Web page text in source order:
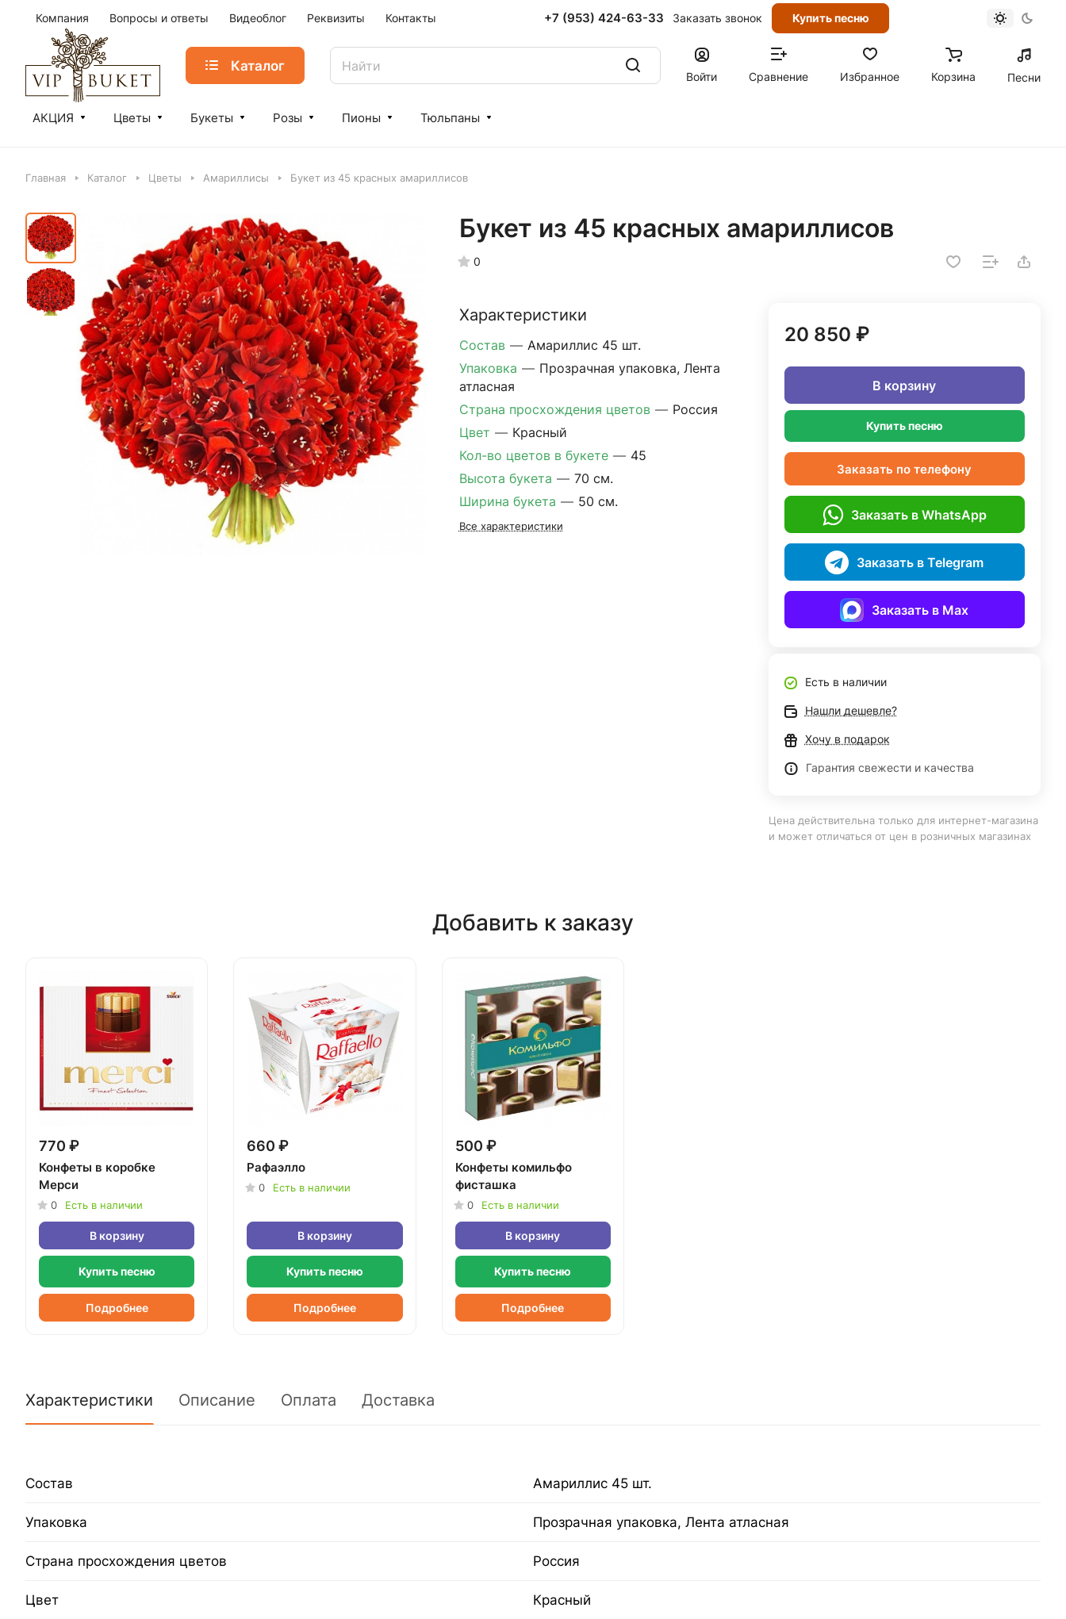
Компания Вопросы и ответы Видеоблог Реквизиты Контакты +7 (953) 424-63-33 Заказать звонок Купить песню
Каталог
Войти Сравнение Избранное Корзина Песни
АКЦИЯ Цветы Букеты Розы Пионы Тюльпаны
Главная Каталог Цветы Амариллисы Букет из 45 красных амариллисов
Букет из 45 красных амариллисов
0
Характеристики
Состав — Амариллис 45 шт.
Упаковка — Прозрачная упаковка, Лента
атласная
Страна просхождения цветов — Россия
Цвет — Красный
Кол-во цветов в букете — 45
Высота букета — 70 см.
Ширина букета — 50 см.
Все характеристики
20 850 ₽
В корзину
Купить песню
Заказать по телефону
Заказать в WhatsApp
Заказать в Telegram
Заказать в Max
Есть в наличии
Нашли дешевле?
Хочу в подарок
Гарантия свежести и качества
Цена действительна только для интернет-магазина
и может отличаться от цен в розничных магазинах
Добавить к заказу
770 ₽
Конфеты в коробке
Мерси
0 Есть в наличии
В корзину
Купить песню
Подробнее
660 ₽
Рафаэлло
0 Есть в наличии
В корзину
Купить песню
Подробнее
500 ₽
Конфеты комильфо
фисташка
0 Есть в наличии
В корзину
Купить песню
Подробнее
Характеристики Описание Оплата Доставка
Состав Амариллис 45 шт.
Упаковка Прозрачная упаковка, Лента атласная
Страна просхождения цветов Россия
Цвет Красный